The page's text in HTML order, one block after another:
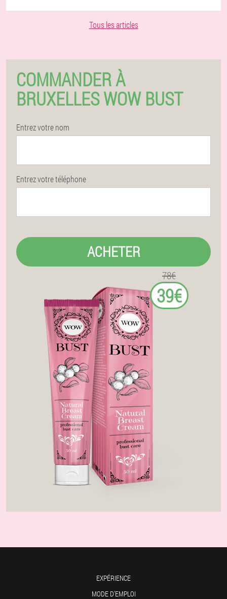
Tous les articles
COMMANDER À
BRUXELLES WOW BUST
Entrez votre nom
Entrez votre téléphone
ACHETER
78€
39€
EXPÉRIENCE
MODE D'EMPLOI